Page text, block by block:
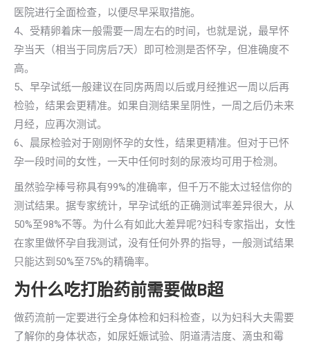
医院进行全面检查，以便尽早采取措施。
4、受精卵着床一般需要一周左右的时间，也就是说，最早怀
孕当天（相当于同房后7天）即可检测是否怀孕，但准确度不
高。
5、早孕试纸一般建议在同房两周以后或月经推迟一周以后再
检验，结果会更精准。如果自测结果呈阴性，一周之后仍未来
月经，应再次测试。
6、晨尿检验对于刚刚怀孕的女性，结果更精准。但对于已怀
孕一段时间的女性，一天中任何时刻的尿液均可用于检测。
虽然验孕棒号称具有99%的准确率，但千万不能太过轻信你的
测试结果。据专家统计，早孕试纸的正确测试率差异很大，从
50%至98%不等。为什么有如此大差异呢?妇科专家指出，女性
在家里做怀孕自我测试，没有任何外界的指导，一般测试结果
只能达到50%至75%的精确率。
为什么吃打胎药前需要做B超
做药流前一定要进行全身体检和妇科检查，以为妇科大夫需要
了解你的身体状态，如尿妊娠试验、阴道清洁度、滴虫和霉